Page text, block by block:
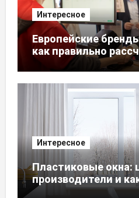
Интересное
Европейские
как правильно
из ЕС
Интересное
Пластиковые окна:
производители и
выбором